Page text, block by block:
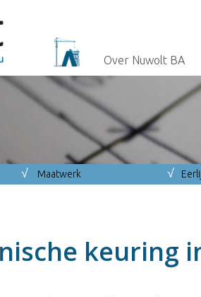
Over Nuwolt BA
√ Maatwerk √
keuring